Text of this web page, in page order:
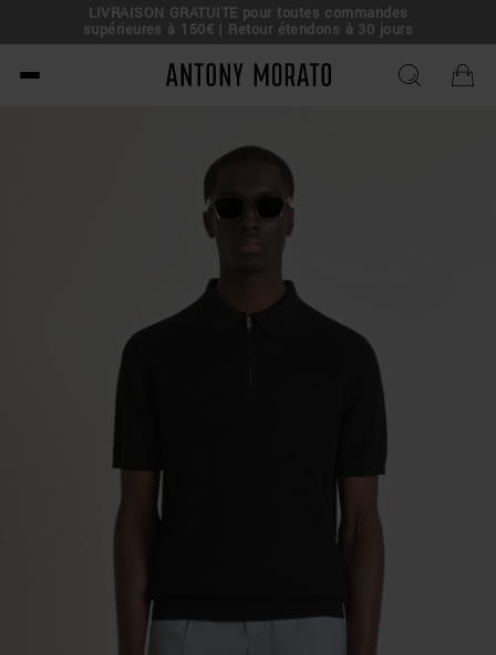
LIVRAISON GRATUITE pour toutes commandes
supérieures à 150€ | Retour étendons à 30 jours
Antony Morato - Official